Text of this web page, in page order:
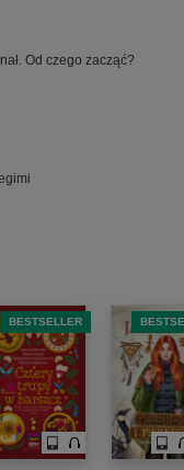
Od czego zacząć?
BESTSELLER